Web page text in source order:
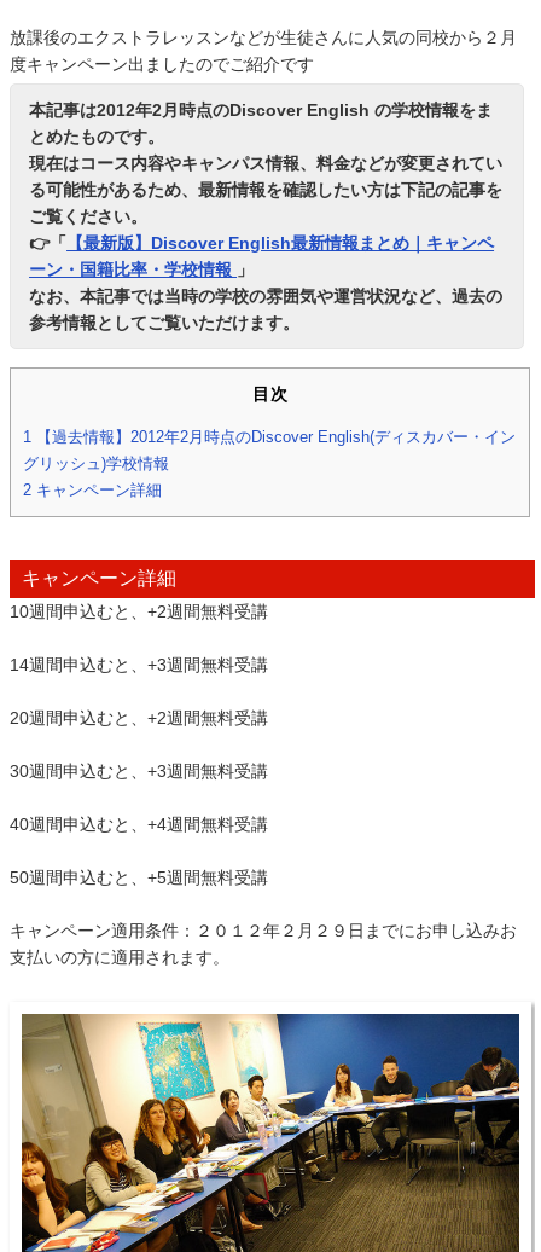
放課後のエクストラレッスンなどが生徒さんに人気の同校から２月
度キャンペーン出ましたのでご紹介です
本記事は2012年2月時点のDiscover English の学校情報をま
とめたものです。
現在はコース内容やキャンパス情報、料金などが変更されてい
る可能性があるため、最新情報を確認したい方は下記の記事を
ご覧ください。
👉「 【最新版】Discover English最新情報まとめ｜キャンペ
ーン・国籍比率・学校情報
」
なお、本記事では当時の学校の雰囲気や運営状況など、過去の
参考情報としてご覧いただけます。
目次
1 【過去情報】2012年2月時点のDiscover English(ディスカバー・イン
グリッシュ)学校情報
2 キャンペーン詳細
キャンペーン詳細
10週間申込むと、+2週間無料受講
14週間申込むと、+3週間無料受講
20週間申込むと、+2週間無料受講
30週間申込むと、+3週間無料受講
40週間申込むと、+4週間無料受講
50週間申込むと、+5週間無料受講
キャンペーン適用条件：２０１２年２月２９日までにお申し込みお
支払いの方に適用されます。